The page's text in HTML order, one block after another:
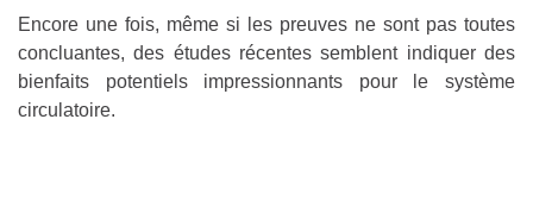
Encore une fois, même si les preuves ne sont pas toutes
concluantes, des études récentes semblent indiquer des
bienfaits potentiels impressionnants pour le système
circulatoire.